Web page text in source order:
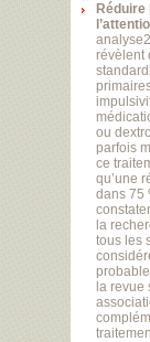
révèlent
ou
parfois
ce
qu’une
dans 75
la
tous les
la revue